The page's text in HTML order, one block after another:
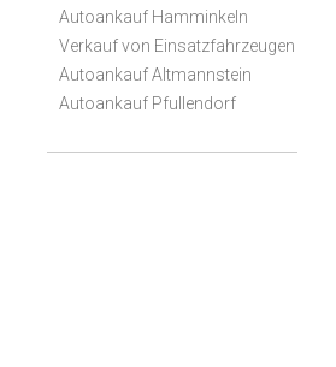
Autoankauf Hamminkeln
Verkauf von Einsatzfahrzeugen
Autoankauf Altmannstein
Autoankauf Pfullendorf